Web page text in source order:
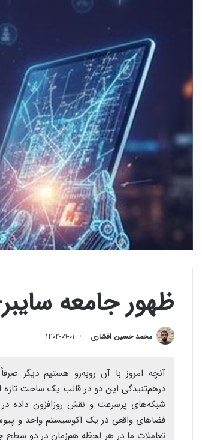
ظهور جامعه
محمد حسین افشاری ۱۴۰۴-۰۹-۰۱
آنچه امروز با آن روبه‌رو هستیم دیگر
درهم‌تنیدگی این دو در قالب یک ساحت
شبکه‌های پرسرعت و نقش روزافزون داده
فضاهای واقعی در یک اکوسیستم واحد و
تعاملات ما در هر لحظه هم‌زمان در دو